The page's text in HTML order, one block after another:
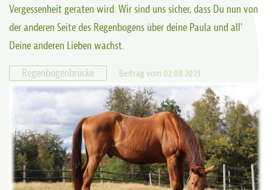
Vergessenheit geraten wird. Wir sind uns sicher, dass Du nun von
der anderen Seite des Regenbogens über deine Paula und all'
Deine anderen Lieben wachst.
Regenbogenbrücke
Beitrag vom 02.08.2023